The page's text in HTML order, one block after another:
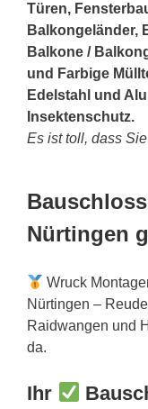
Türen,
Balkongeländer,
Balkone /
und Farbige
Edelstahl und
Insektenschutz.
Es ist toll, dass
Nürtingen
Wruck
Nürtingen –
Raidwangen und
da.
Ihr